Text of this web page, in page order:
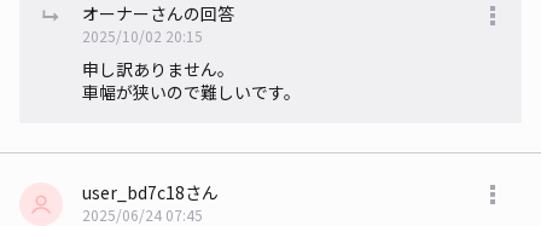
オーナーさんの回答
2025/10/02 20:15
申し訳ありません。
車幅が狭いので難しいです。
user_bd7c18さん
2025/06/24 07:45